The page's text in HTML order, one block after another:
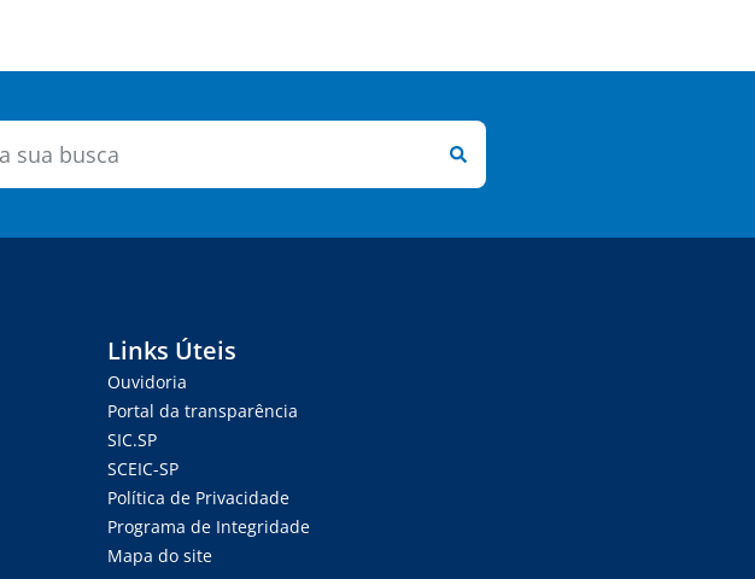
Links Úteis
Ouvidoria
Portal da transparência
SIC.SP
SCEIC-SP
Política de Privacidade
Programa de Integridade
Mapa do site